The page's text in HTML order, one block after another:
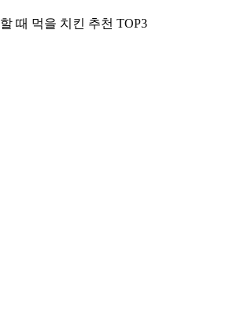
때 먹을 치킨 추천 TOP3